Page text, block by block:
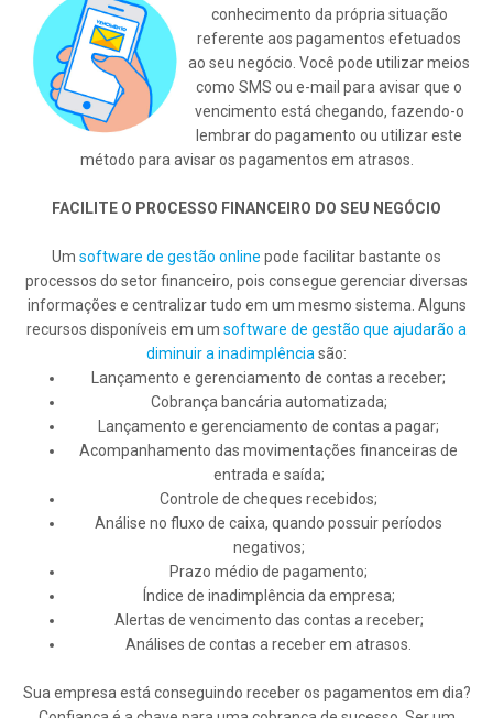
conhecimento da própria situação
referente aos pagamentos efetuados
ao seu negócio. Você pode utilizar meios
como SMS ou e-mail para avisar que o
vencimento está chegando, fazendo-o
lembrar do pagamento ou utilizar este
método para avisar os pagamentos em atrasos.
FACILITE O PROCESSO FINANCEIRO DO SEU NEGÓCIO
Um software de gestão online pode facilitar bastante os
processos do setor financeiro, pois consegue gerenciar diversas
informações e centralizar tudo em um mesmo sistema. Alguns
recursos disponíveis em um software de gestão que ajudarão a
diminuir a inadimplência são:
Lançamento e gerenciamento de contas a receber;
Cobrança bancária automatizada;
Lançamento e gerenciamento de contas a pagar;
Acompanhamento das movimentações financeiras de
entrada e saída;
Controle de cheques recebidos;
Análise no fluxo de caixa, quando possuir períodos
negativos;
Prazo médio de pagamento;
Índice de inadimplência da empresa;
Alertas de vencimento das contas a receber;
Análises de contas a receber em atrasos.
Sua empresa está conseguindo receber os pagamentos em dia?